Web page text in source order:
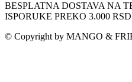
BESPLATNA DOSTAVA NA
ISPORUKE PREKO 3.000 RSD
© Copyright by MANGO &